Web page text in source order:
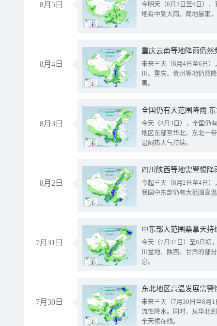
8月5日
今明天（8月5日至6日）
地有中到大雨，局地暴雨
8月4日
重庆云南等地降雨仍然
未来三天（8月4日至6日
川、重庆、贵州等地仍然
害。
8月3日
全国仍有大范围降雨
今天（8月3日），全国仍
地区东部至华北、东北一
温闷热天气持续。
8月2日
今起三天（8月2日至4日
我国中东部仍有大范围高
7月31日
中东部大范围桑拿天
今天（7月31日）至8月初
川盆地、陕西、甘肃的部
息。
7月30日
东北地区高温发展需
未来三天（7月30日至8月
流性降水。同时，从华北
全天候在线。